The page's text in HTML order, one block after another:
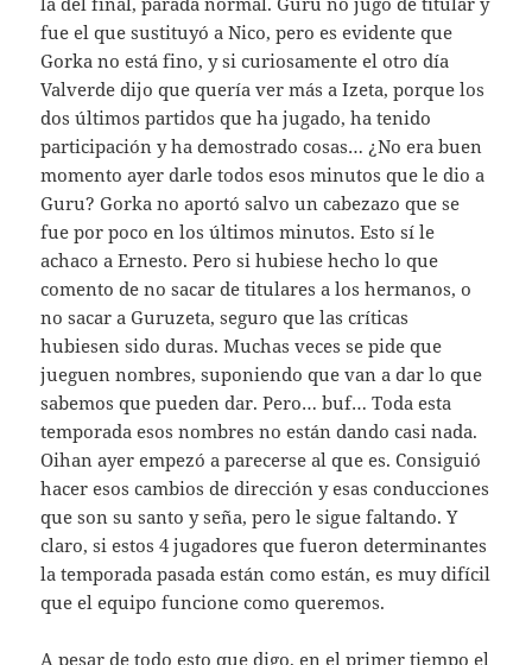
fue el que sustituyó a Nico, pero es evidente que
Gorka no está fino, y si curiosamente el otro día
Valverde dijo que quería ver más a Izeta, porque los
dos últimos partidos que ha jugado, ha tenido
participación y ha demostrado cosas… ¿No era buen
momento ayer darle todos esos minutos que le dio a
Guru? Gorka no aportó salvo un cabezazo que se
fue por poco en los últimos minutos. Esto sí le
achaco a Ernesto. Pero si hubiese hecho lo que
comento de no sacar de titulares a los hermanos, o
no sacar a Guruzeta, seguro que las críticas
hubiesen sido duras. Muchas veces se pide que
jueguen nombres, suponiendo que van a dar lo que
sabemos que pueden dar. Pero… buf… Toda esta
temporada esos nombres no están dando casi nada.
Oihan ayer empezó a parecerse al que es. Consiguió
hacer esos cambios de dirección y esas conducciones
que son su santo y seña, pero le sigue faltando. Y
claro, si estos 4 jugadores que fueron determinantes
la temporada pasada están como están, es muy difícil
que el equipo funcione como queremos.
A pesar de todo esto que digo, en el primer tiempo el